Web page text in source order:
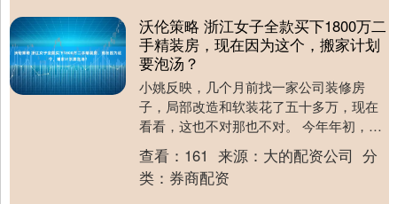
沃伦策略 浙江女子全款买下1800万二
手精装房，现在因为这个，搬家计划
要泡汤？
小姚反映，几个月前找一家公司装修房
子，局部改造和软装花了五十多万，现在
看看，这也不对那也不对。 今年年初，小
姚在杭州钱塘江边的中海钱江湾买了一套
179平米的二手....
查看： 161 来源： 大的配资公司 分
类： 券商配资